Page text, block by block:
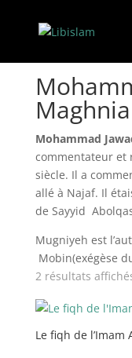
Maghnia
Mohammad
commentateur et
siècle. Il a
allé à Najaf. Il
de Sayyid
Mugniyeh est
Mobin(exégèse
2 résultats
Le fiqh de l’Imam